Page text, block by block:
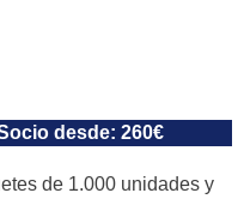
desde: 260€
de 1.000 unidades y